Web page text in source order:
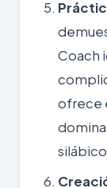
Coach
ofrece